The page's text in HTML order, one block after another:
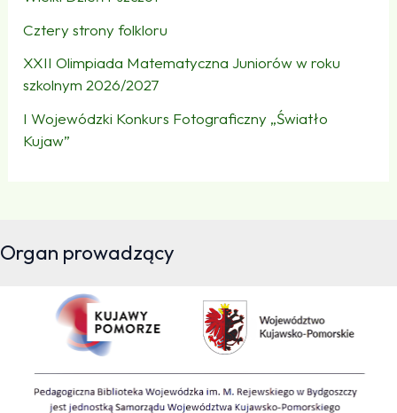
Cztery strony folkloru
XXII Olimpiada Matematyczna Juniorów w roku
szkolnym 2026/2027
I Wojewódzki Konkurs Fotograficzny „Światło
Kujaw”
Organ prowadzący